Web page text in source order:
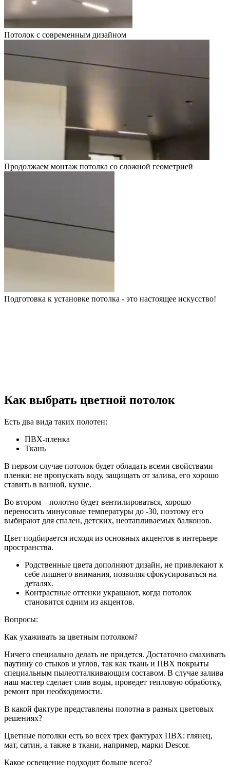
Потолок с современным дизайном
Продолжаем монтаж потолка со сложной геометрией
Подготовка к установке потолка - это настоящее искусство!
Как выбрать цветной потолок
Есть два вида таких полотен:
ПВХ-пленка
Ткань
В первом случае потолок будет обладать всеми свойствами
пленки: не пропускать воду, защищать от залива, его хорошо
ставить в ванной, кухне.
Во втором – полотно будет вентилироваться, хорошо
переносить минусовые температуры до -30, поэтому его
выбирают для спален, детских, неотапливаемых балконов.
Цвет подбирается исходя из основных акцентов в интерьере
пространства.
Родственные цвета дополняют дизайн, не привлекают к
себе лишнего внимания, позволяя сфокусироваться на
деталях.
Контрастные оттенки украшают, когда потолок
становится одним из акцентов.
Вопросы:
Как ухаживать за цветным потолком?
Ничего специально делать не придется. Достаточно смахивать
паутину со стыков и углов, так как ткань и ПВХ покрыты
специальным пылеотталкивающим составом. В случае залива
наш мастер сделает слив воды, проведет тепловую обработку,
ремонт при необходимости.
В какой фактуре представлены полотна в разных цветовых
решениях?
Цветные потолки есть во всех трех фактурах ПВХ: глянец,
мат, сатин, а также в ткани, например, марки Descor.
Какое освещение подходит больше всего?